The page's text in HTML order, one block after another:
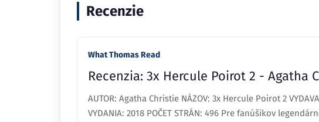
Recenzie
What Thomas Read
Recenzia: 3x Hercule Poirot 2 - Agatha
AUTOR: Agatha Christie NÁZOV: 3x Hercule Poirot 2
VYDANIA: 2018 POČET STRÁN: 496 Pre fanúšikov